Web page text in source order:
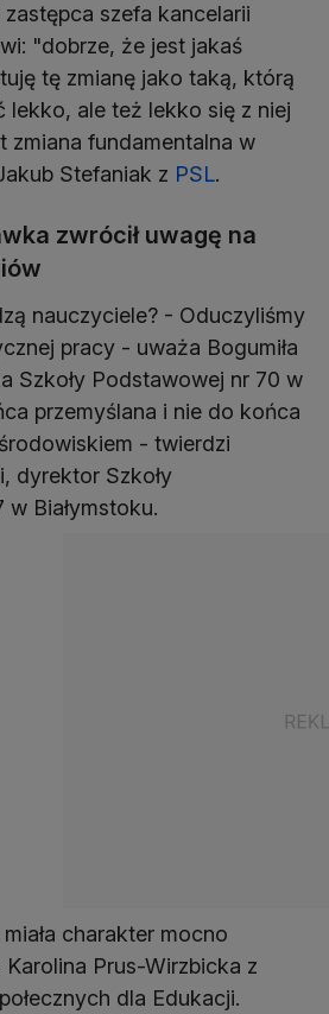
szefa kancelarii
"dobrze, że jest jakaś
tę zmianę jako taką, którą
lekko, ale też lekko się z niej
zmiana fundamentalna w
Stefaniak z PSL.
zwrócił uwagę na
nauczyciele? - Oduczyliśmy
pracy - uważa Bogumiła
Szkoły Podstawowej nr 70 w
przemyślana i nie do końca
- twierdzi
dyrektor Szkoły
Białymstoku.
charakter mocno
Prus-Wirzbicka z
dla Edukacji.